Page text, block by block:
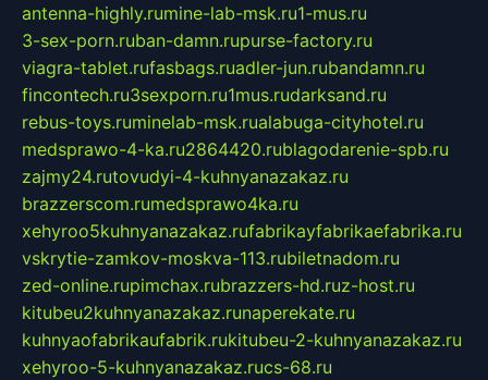
antenna-highly.rumine-lab-msk.ru1-mus.ru
3-sex-porn.ruban-damn.rupurse-factory.ru
viagra-tablet.rufasbags.ruadler-jun.rubandamn.ru
fincontech.ru3sexporn.ru1mus.rudarksand.ru
rebus-toys.ruminelab-msk.rualabuga-cityhotel.ru
medsprawo-4-ka.ru2864420.rublagodarenie-spb.ru
zajmy24.rutovudyi-4-kuhnyanazakaz.ru
brazzerscom.rumedsprawo4ka.ru
xehyroo5kuhnyanazakaz.rufabrikayfabrikaefabrika.ru
vskrytie-zamkov-moskva-113.rubiletnadom.ru
zed-online.rupimchax.rubrazzers-hd.ruz-host.ru
kitubeu2kuhnyanazakaz.runaperekate.ru
kuhnyaofabrikaufabrik.rukitubeu-2-kuhnyanazakaz.ru
xehyroo-5-kuhnyanazakaz.rucs-68.ru